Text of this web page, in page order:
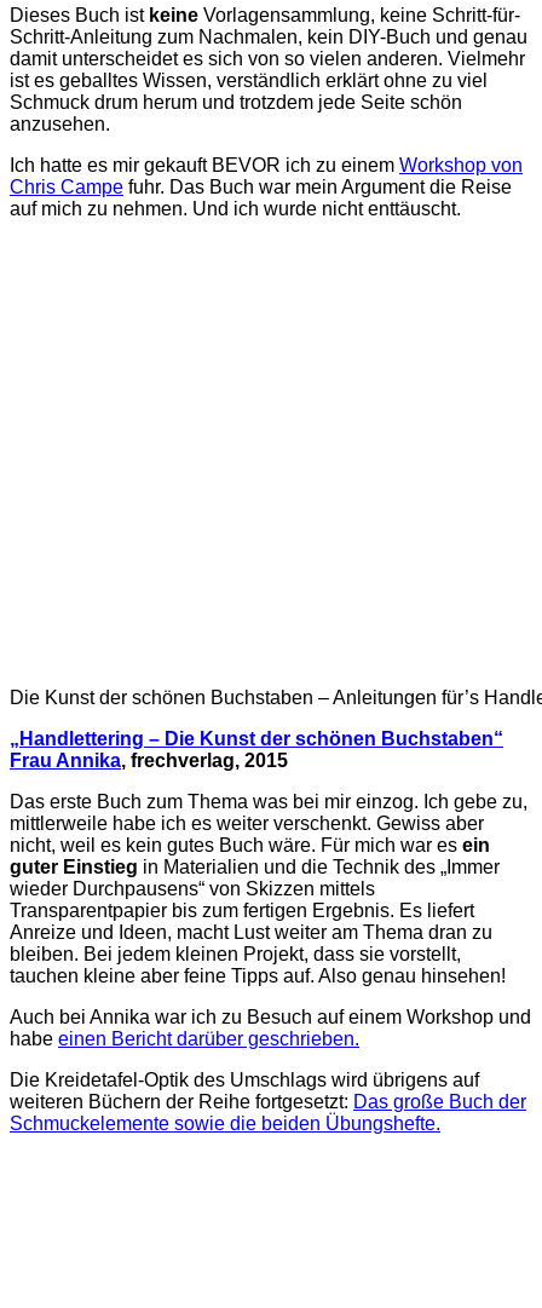
Dieses Buch ist keine Vorlagensammlung, keine Schritt-für-
Schritt-Anleitung zum Nachmalen, kein DIY-Buch und genau
damit unterscheidet es sich von so vielen anderen. Vielmehr
ist es geballtes Wissen, verständlich erklärt ohne zu viel
Schmuck drum herum und trotzdem jede Seite schön
anzusehen.
Ich hatte es mir gekauft BEVOR ich zu einem Workshop von
Chris Campe fuhr. Das Buch war mein Argument die Reise
auf mich zu nehmen. Und ich wurde nicht enttäuscht.
Die Kunst der schönen Buchstaben – Anleitungen für’s
„Handlettering – Die Kunst der schönen Buchstaben“
Frau Annika, frechverlag, 2015
Das erste Buch zum Thema was bei mir einzog. Ich gebe zu,
mittlerweile habe ich es weiter verschenkt. Gewiss aber
nicht, weil es kein gutes Buch wäre. Für mich war es ein
guter Einstieg in Materialien und die Technik des „Immer
wieder Durchpausens“ von Skizzen mittels
Transparentpapier bis zum fertigen Ergebnis. Es liefert
Anreize und Ideen, macht Lust weiter am Thema dran zu
bleiben. Bei jedem kleinen Projekt, dass sie vorstellt,
tauchen kleine aber feine Tipps auf. Also genau hinsehen!
Auch bei Annika war ich zu Besuch auf einem Workshop und
habe einen Bericht darüber geschrieben.
Die Kreidetafel-Optik des Umschlags wird übrigens auf
weiteren Büchern der Reihe fortgesetzt: Das große Buch der
Schmuckelemente sowie die beiden Übungshefte.